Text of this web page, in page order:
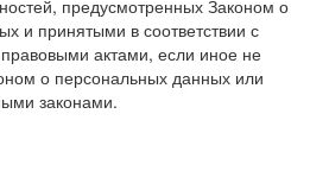
предусмотренных Законом о
и принятыми в соответствии с
актами, если иное не
о персональных данных или
законами.